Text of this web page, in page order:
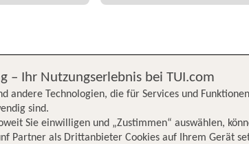
– Ihr Nutzungserlebnis bei TUI.com
andere Technologien, die für Services und
sind.
Sie einwilligen und „Zustimmen“ auswählen,
Partner als Drittanbieter Cookies auf Ihrem Gerät